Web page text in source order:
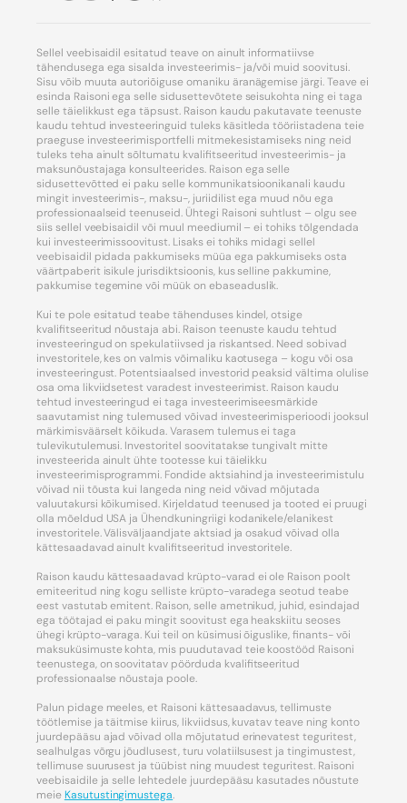
Sellel veebisaidil esitatud teave on ainult informatiivse
tähendusega ega sisalda investeerimis- ja/või muid soovitusi.
Sisu võib muuta autoriõiguse omaniku äranägemise järgi. Teave ei
esinda Raisoni ega selle sidusettevõtete seisukohta ning ei taga
selle täielikkust ega täpsust. Raison kaudu pakutavate teenuste
kaudu tehtud investeeringuid tuleks käsitleda tööriistadena teie
praeguse investeerimisportfelli mitmekesistamiseks ning neid
tuleks teha ainult sõltumatu kvalifitseeritud investeerimis- ja
maksunõustajaga konsulteerides. Raison ega selle
sidusettevõtted ei paku selle kommunikatsioonikanali kaudu
mingit investeerimis-, maksu-, juriidilist ega muud nõu ega
professionaalseid teenuseid. Ühtegi Raisoni suhtlust – olgu see
siis sellel veebisaidil või muul meediumil – ei tohiks tõlgendada
kui investeerimissoovitust. Lisaks ei tohiks midagi sellel
veebisaidil pidada pakkumiseks müüa ega pakkumiseks osta
väärtpaberit isikule jurisdiktsioonis, kus selline pakkumine,
pakkumise tegemine või müük on ebaseaduslik.
Kui te pole esitatud teabe tähenduses kindel, otsige
kvalifitseeritud nõustaja abi. Raison teenuste kaudu tehtud
investeeringud on spekulatiivsed ja riskantsed. Need sobivad
investoritele, kes on valmis võimaliku kaotusega – kogu või osa
investeeringust. Potentsiaalsed investorid peaksid vältima olulise
osa oma likviidsetest varadest investeerimist. Raison kaudu
tehtud investeeringud ei taga investeerimiseesmärkide
saavutamist ning tulemused võivad investeerimisperioodi jooksul
märkimisväärselt kõikuda. Varasem tulemus ei taga
tulevikutulemusi. Investoritel soovitatakse tungivalt mitte
investeerida ainult ühte tootesse kui täielikku
investeerimisprogrammi. Fondide aktsiahind ja investeerimistulu
võivad nii tõusta kui langeda ning neid võivad mõjutada
valuutakursi kõikumised. Kirjeldatud teenused ja tooted ei pruugi
olla mõeldud USA ja Ühendkuningriigi kodanikele/elanikest
investoritele. Välisväljaandjate aktsiad ja osakud võivad olla
kättesaadavad ainult kvalifitseeritud investoritele.
Raison kaudu kättesaadavad krüpto-varad ei ole Raison poolt
emiteeritud ning kogu selliste krüpto-varadega seotud teabe
eest vastutab emitent. Raison, selle ametnikud, juhid, esindajad
ega töötajad ei paku mingit soovitust ega heakskiitu seoses
ühegi krüpto-varaga. Kui teil on küsimusi õiguslike, finants- või
maksuküsimuste kohta, mis puudutavad teie koostööd Raisoni
teenustega, on soovitatav pöörduda kvalifitseeritud
professionaalse nõustaja poole.
Palun pidage meeles, et Raisoni kättesaadavus, tellimuste
töötlemise ja täitmise kiirus, likviidsus, kuvatav teave ning konto
juurdepääsu ajad võivad olla mõjutatud erinevatest teguritest,
sealhulgas võrgu jõudlusest, turu volatiilsusest ja tingimustest,
tellimuse suurusest ja tüübist ning muudest teguritest. Raisoni
veebisaidile ja selle lehtedele juurdepääsu kasutades nõustute
meieKasutustingimustega.